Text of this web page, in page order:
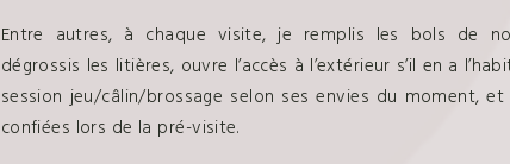
Entre autres, à chaque visite, je remplis les bols de
dégrossis les litières, ouvre l’accès à l’extérieur s’il en a
session jeu/câlin/brossage selon ses envies du moment, et
confiées lors de la pré-visite.